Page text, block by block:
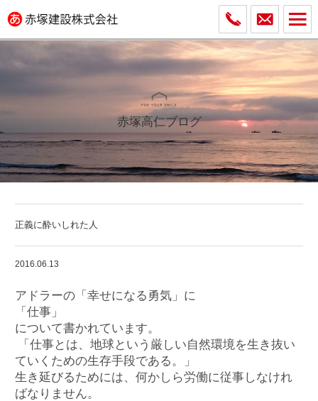
赤塚高仁ブログ
正義に酔いしれた人
2016.06.13
アドラーの「幸せになる勇気」に
「仕事」
について書かれています。
「仕事とは、地球という厳しい自然環境を生き抜い
ていくための生存手段である。」
生き延びるためには、何かしら労働に従事しなけれ
ばなりません。